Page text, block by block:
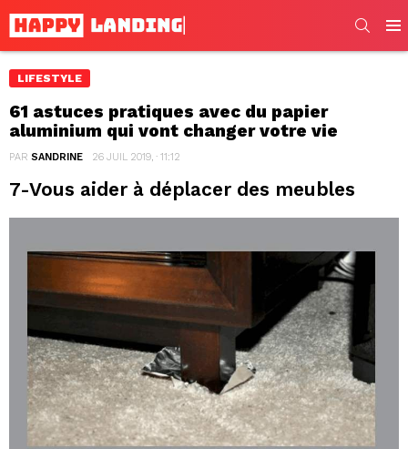
LIFESTYLE
61 astuces pratiques avec du papier
aluminium qui vont changer votre vie
PAR SANDRINE 26 JUIL 2019, · 11:12
7-Vous aider à déplacer des meubles